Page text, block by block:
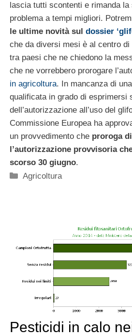
lascia tutti scontenti e rimanda la
problema a tempi migliori.
le ultime novità sul dossier
che da diversi mesi è al centro di
tra paesi che ne chiedono la
che ne vorrebbero prorogare
in agricoltura. In mancanza di
qualificata in grado di esprimersi
dell’autorizzazione all’uso del
Commissione Europea ha
un provvedimento che proroga
l’autorizzazione provvisoria
scorso 30 giugno.
Categorie
Agricoltura
Pesticidi in calo